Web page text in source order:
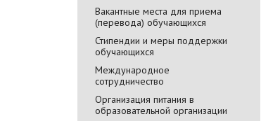
Вакантные места для приема
(перевода) обучающихся
Стипендии и меры поддержки
обучающихся
Международное
сотрудничество
Организация питания в
образовательной организации